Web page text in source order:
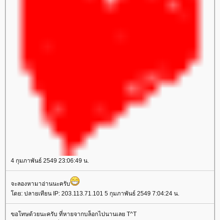
4 กุมภาพันธ์ 2549 23:06:49 น.
จะลองหามาอ่านนะครับ
ดย: ปลายเทียน IP: 203.113.71.101 5 กุมภาพันธ์ 2549 7:04:24 น.
ขอโทษด้วยนะครับ ที่หายจากบล็อกไปนานเลย T^T